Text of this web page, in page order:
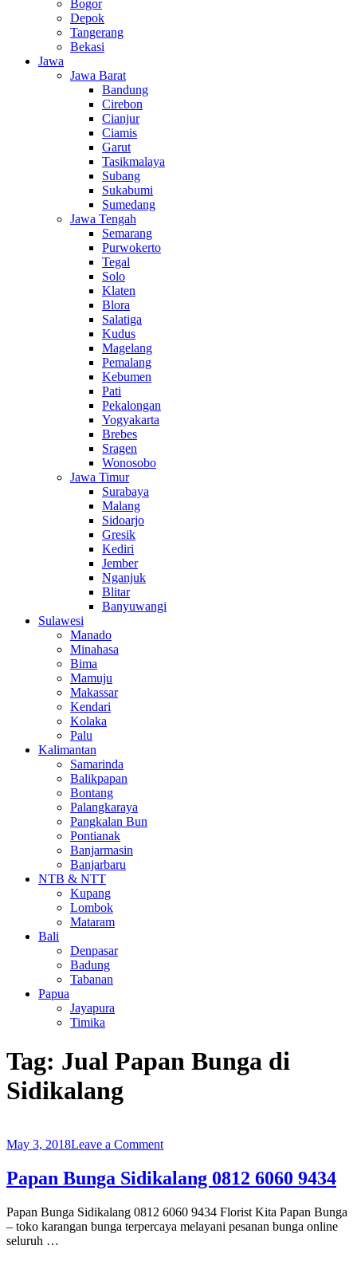
Bogor
Depok
Tangerang
Bekasi
Jawa
Jawa Barat
Bandung
Cirebon
Cianjur
Ciamis
Garut
Tasikmalaya
Subang
Sukabumi
Sumedang
Jawa Tengah
Semarang
Purwokerto
Tegal
Solo
Klaten
Blora
Salatiga
Kudus
Magelang
Pemalang
Kebumen
Pati
Pekalongan
Yogyakarta
Brebes
Sragen
Wonosobo
Jawa Timur
Surabaya
Malang
Sidoarjo
Gresik
Kediri
Jember
Nganjuk
Blitar
Banyuwangi
Sulawesi
Manado
Minahasa
Bima
Mamuju
Makassar
Kendari
Kolaka
Palu
Kalimantan
Samarinda
Balikpapan
Bontang
Palangkaraya
Pangkalan Bun
Pontianak
Banjarmasin
Banjarbaru
NTB & NTT
Kupang
Lombok
Mataram
Bali
Denpasar
Badung
Tabanan
Papua
Jayapura
Timika
Tag: Jual Papan Bunga di
Sidikalang
May 3, 2018Leave a Commenton
Bunga
Sidikalang
6060
9434
Papan Bunga Sidikalang 0812 6060 9434
Papan Bunga Sidikalang 0812 6060 9434 Florist Kita Papan Bunga
– toko karangan bunga terpercaya melayani pesanan bunga online
seluruh …